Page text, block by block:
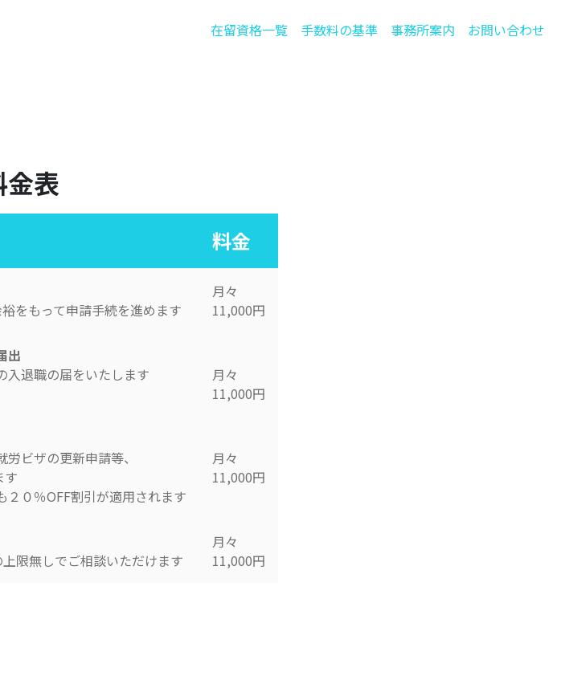
在留資格一覧 手数料の基準 事務所案内 お問い合わせ
金表
料金
をもって申請手続を進めます
月々
11,000円
出
入退職の届をいたします
月々
11,000円
ビザの更新申請等、
す
０％OFF割引が適用されます
月々
11,000円
限無しでご相談いただけます
月々
11,000円